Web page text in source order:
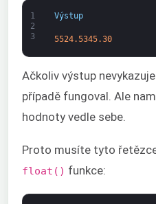
1
2
3
Výstup
5524.5345.30
Ačkoliv výstup
případě fungoval. Ale
hodnoty vedle sebe.
Proto musíte tyto
float() funkce: